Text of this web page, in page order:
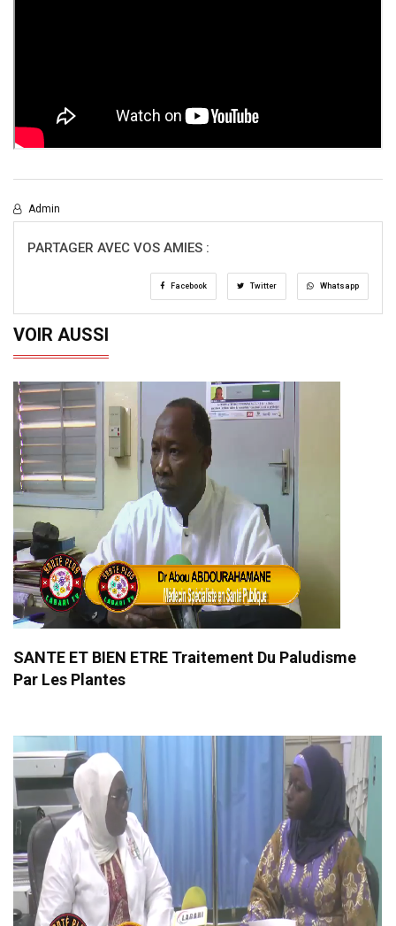
Admin
PARTAGER AVEC VOS AMIES :
Facebook Twitter Whatsapp
VOIR AUSSI
SANTE ET BIEN ETRE Traitement Du Paludisme
Par Les Plantes